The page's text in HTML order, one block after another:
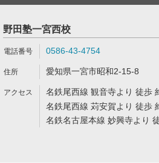
野田塾一宮西校
0586-43-4754
愛知県一宮市昭和2-15-8
名鉄尾西線 観音寺より 徒歩
名鉄尾西線 苅安賀より 徒歩
名鉄名古屋本線 妙興寺より